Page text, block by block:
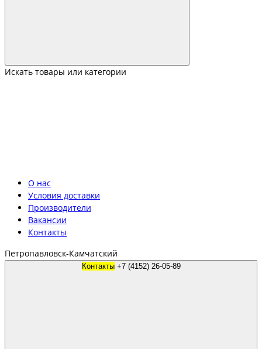
Искать товары или категории
О нас
Условия доставки
Производители
Вакансии
Контакты
Петропавловск-Камчатский
Контакты +7 (4152) 26-05-89